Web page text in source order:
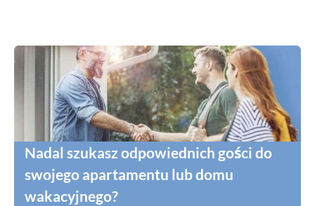
Nadal szukasz odpowiednich gości do
swojego apartamentu lub domu
wakacyjnego?